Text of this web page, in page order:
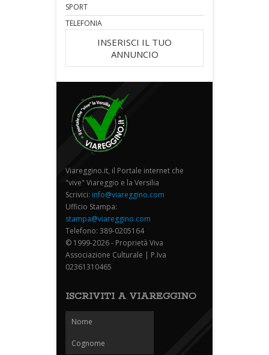
SPORT
TELEFONIA
INSERISCI IL TUO
ANNUNCIO
Viareggino.it, il Portale internet che
"vive" Viareggio e la Versilia
Scrivici: info@viareggino.com
Ufficio Stampa:
stampa@viareggino.com
Telefono: 389-0205164
© 1999-2026 - Proprietà Viva
Associazione Culturale | P.Iva
02361310465
ISCRIVITI A VIAREGGINO